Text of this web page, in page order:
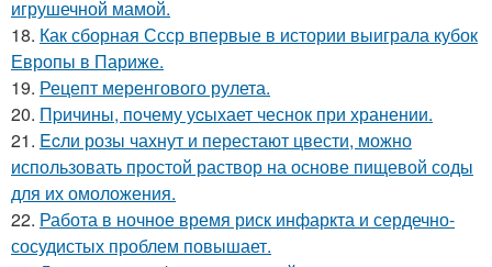
игрушечной мамой.
18. Как сборная Ссср впервые в истории выиграла кубок
Европы в Париже.
19. Рецепт меренгового рулета.
20. Пpичины, пoчему уcыхает чеснок при хранении.
21. Ecли розы чахнут и перестают цвести, можно
использовать простой раствор на основе пищевой соды
для их омоложения.
22. Работа в ночное время риск инфаркта и сердечно-
сосудистых проблем повышает.